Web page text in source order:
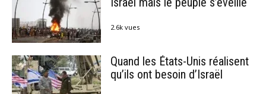
2.6k vues
Quand les États-Unis réalisent
qu’ils ont besoin d’Israël